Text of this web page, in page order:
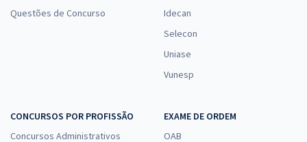
Questões de Concurso
Idecan
Selecon
Uniase
Vunesp
CONCURSOS POR PROFISSÃO
Concursos Administrativos
EXAME DE ORDEM
OAB